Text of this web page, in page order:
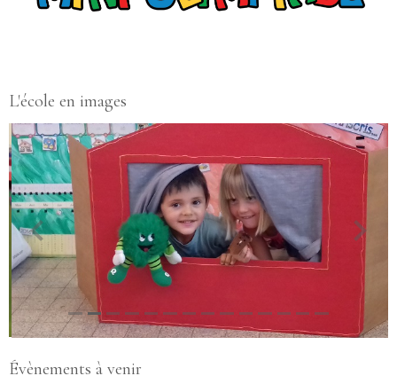
L'école en images
Évènements à venir